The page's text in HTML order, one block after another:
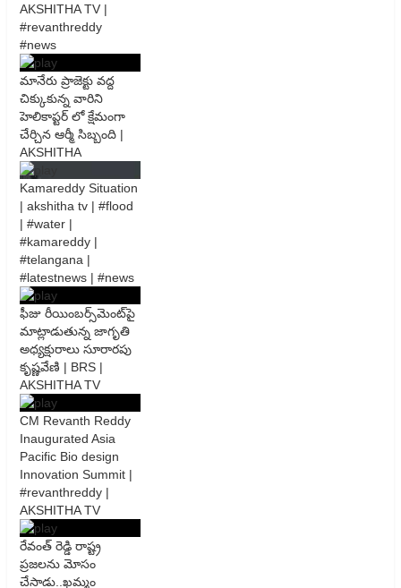
AKSHITHA TV |
#revanthreddy
#news
మానేరు ప్రాజెక్టు వద్ద
చిక్కుకున్న వారిని
హెలికాప్టర్ లో క్షేమంగా
చేర్చిన ఆర్మీ సిబ్బంది |
AKSHITHA
Kamareddy Situation
| akshitha tv | #flood
| #water |
#kamareddy |
#telangana |
#latestnews | #news
ఫీజు రీయింబర్స్‌మెంట్‌పై
మాట్లాడుతున్న జాగృతి
అధ్యక్షురాలు సూరారపు
కృష్ణవేణి | BRS |
AKSHITHA TV
CM Revanth Reddy
Inaugurated Asia
Pacific Bio design
Innovation Summit |
#revanthreddy |
AKSHITHA TV
రేవంత్ రెడ్డి రాష్ట్ర
ప్రజలను మోసం
చేసాడు..ఖమ్మం